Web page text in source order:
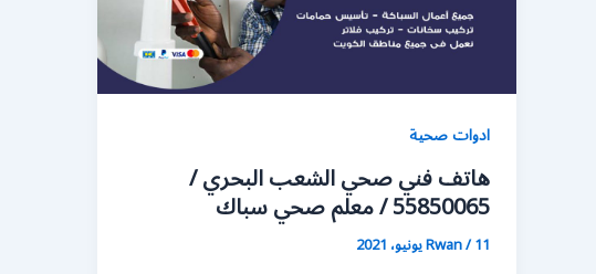
ادوات صحية
هاتف فني صحي الشعب البحري /
55850065 / معلم صحي سباك
Rwan/11 يونيو، 2021